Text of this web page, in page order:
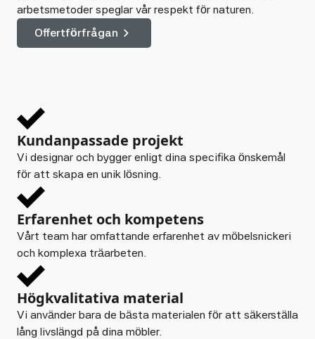
arbetsmetoder speglar vår respekt för naturen.
Offertförfrågan
Kundanpassade projekt
Vi designar och bygger enligt dina specifika önskemål
för att skapa en unik lösning.
Erfarenhet och kompetens
Vårt team har omfattande erfarenhet av möbelsnickeri
och komplexa träarbeten.
Högkvalitativa material
Vi använder bara de bästa materialen för att säkerställa
lång livslängd på dina möbler.